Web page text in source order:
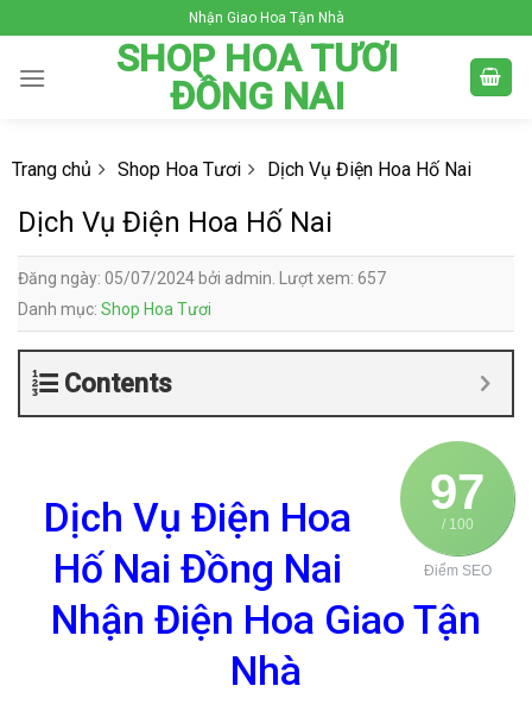
to
content
Nhận Giao Hoa Tận Nhà
SHOP HOA TƯƠI
ĐỒNG NAI
Trang chủ Shop Hoa Tươi Dịch Vụ Điện Hoa Hố Nai
Dịch Vụ Điện Hoa Hố Nai
Đăng ngày: 05/07/2024 bởi admin. Lượt xem: 657
Danh mục: Shop Hoa Tươi
Contents
97
/ 100
Điểm SEO
Dịch Vụ Điện Hoa
Hố Nai Đồng Nai
Nhận Điện Hoa Giao Tận
Nhà